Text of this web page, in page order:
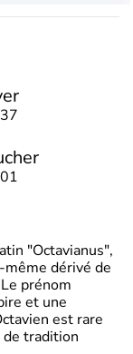
"Octavianus",
dérivé de
prénom
et une
est rare
de tradition